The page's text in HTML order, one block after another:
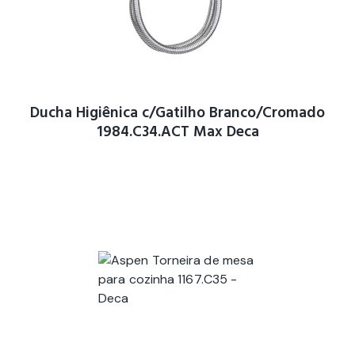
Ducha Higiênica c/Gatilho Branco/Cromado
1984.C34.ACT Max Deca